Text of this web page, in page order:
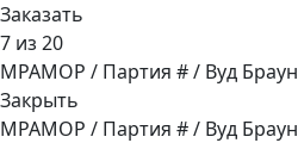
Заказать
7 из 20
МРАМОР / Партия # / Вуд Браун
Закрыть
МРАМОР / Партия # / Вуд Браун